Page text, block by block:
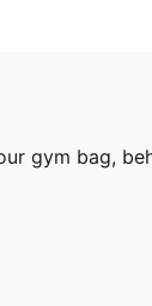
gym bag,